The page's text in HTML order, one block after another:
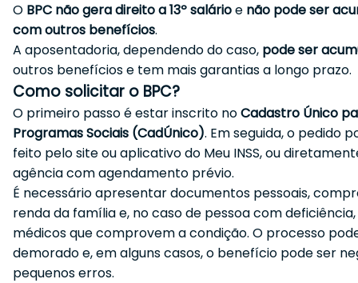
O BPC não gera direito a 13º salárioe não pode ser
com outros benefícios.
A aposentadoria, dependendo do caso, pode ser
outros benefícios e tem mais garantias a longo prazo.
Como solicitar o BPC?
O primeiro passo é estar inscrito noCadastro Único
Programas Sociais (CadÚnico). Em seguida, o pedido
feito pelo site ou aplicativo do Meu INSS, ou
agência com agendamento prévio.
É necessário apresentar documentos pessoais,
renda da família e, no caso de pessoa com
médicos que comprovem a condição. O processo
demorado e, em alguns casos, o benefício pode ser
pequenos erros.